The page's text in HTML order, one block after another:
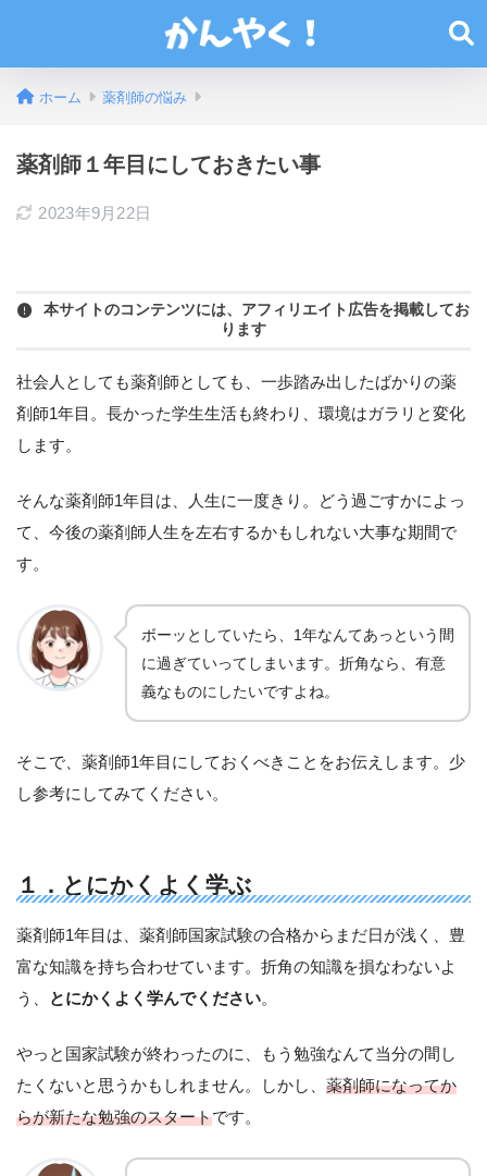
ホーム 薬剤師の悩み
薬剤師１年目にしておきたい事
2023年9月22日
本サイトのコンテンツには、アフィリエイト広告を掲載してお
ります
社会人としても薬剤師としても、一歩踏み出したばかりの薬
剤師1年目。長かった学生生活も終わり、環境はガラリと変化
します。
そんな薬剤師1年目は、人生に一度きり。どう過ごすかによっ
て、今後の薬剤師人生を左右するかもしれない大事な期間で
す。
ボーッとしていたら、1年なんてあっという間
に過ぎていってしまいます。折角なら、有意
義なものにしたいですよね。
そこで、薬剤師1年目にしておくべきことをお伝えします。少
し参考にしてみてください。
１．とにかくよく学ぶ
薬剤師1年目は、薬剤師国家試験の合格からまだ日が浅く、豊
富な知識を持ち合わせています。折角の知識を損なわないよ
う、
とにかくよく学んでください。
やっと国家試験が終わったのに、もう勉強なんて当分の間し
たくないと思うかもしれません。しかし、 薬剤師になってか
らが新たな勉強のスタートです。